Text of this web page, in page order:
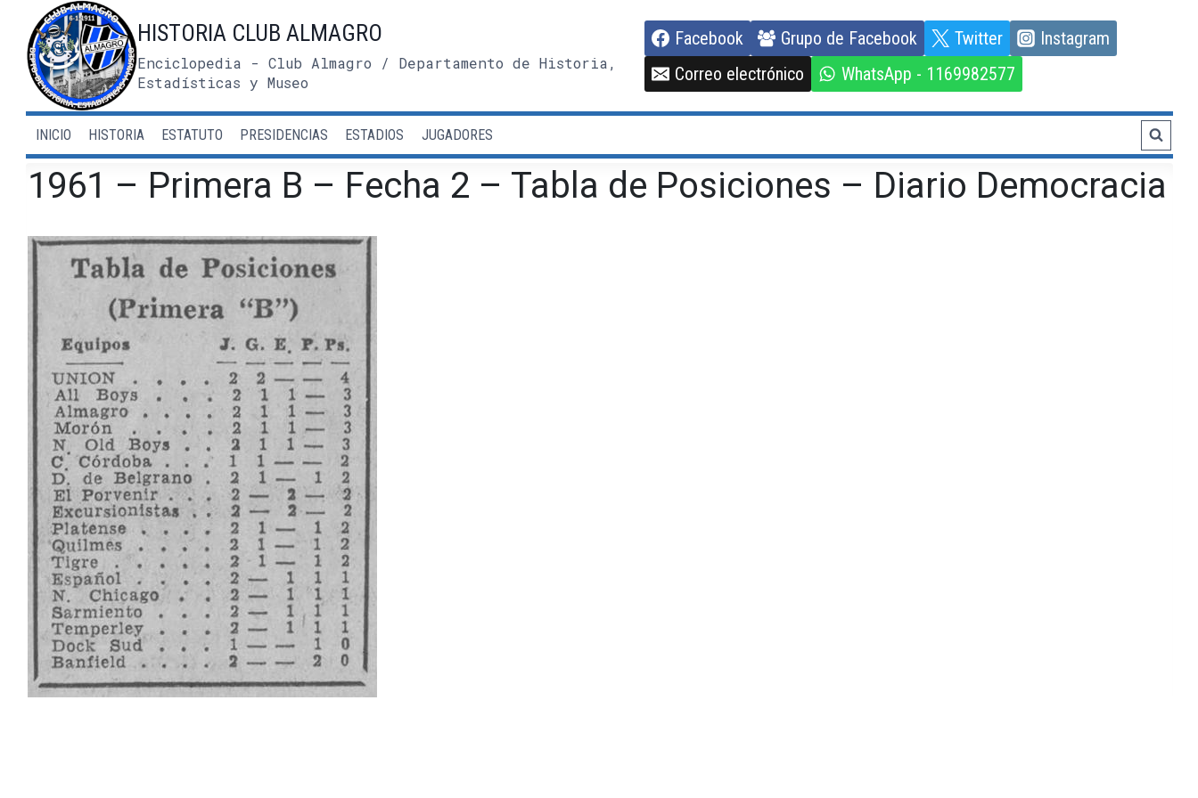
contenido
HISTORIA CLUB ALMAGRO
Enciclopedia - Club Almagro / Departamento de Historia,
Estadísticas y Museo
Facebook Grupo de Facebook Twitter
Instagram
Correo electrónico
WhatsApp - 1169982577
INICIO HISTORIA ESTATUTO PRESIDENCIAS ESTADIOS JUGADORES
1961 – Primera B – Fecha 2 – Tabla de Posiciones – Diario Democracia